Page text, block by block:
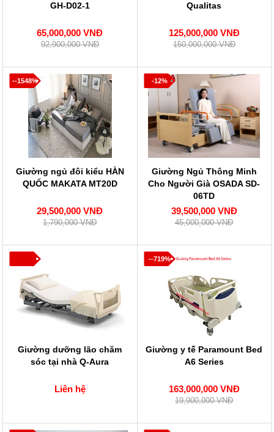
GH-D02-1
65,000,000 VNĐ
92,900,000 VNĐ
Qualitas
125,000,000 VNĐ
150,000,000 VNĐ
--1548%
Giường ngủ đôi kiểu HÀN
QUỐC MAKATA MT20D
29,500,000 VNĐ
1,790,000 VNĐ
-12%
Giường Ngủ Thông Minh
Cho Người Già OSADA SD-
06TD
39,500,000 VNĐ
45,000,000 VNĐ
Giường dưỡng lão chăm
sóc tại nhà Q-Aura
Liên hệ
--719%
Giường y tế Paramount Bed
A6 Series
163,000,000 VNĐ
19,900,000 VNĐ